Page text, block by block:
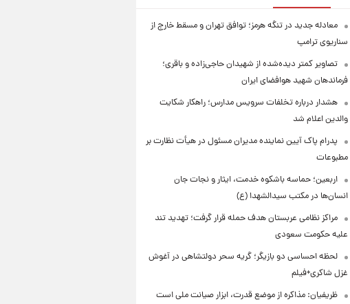
معادله جدید در تنگه هرمز؛ توافق تهران و مسقط خارج از
سناریوی ترامپ
تصاویر کمتر دیده‌شده از شهیدان حاجی‌زاده و باقری؛
فرماندهان شهید هوافضای ایران
هشدار درباره تخلفات سرویس مدارس؛ راهکار شکایت
والدین اعلام شد
پدرام پاک آیین نماینده مدیران مسئول در هیأت نظارت بر
مطبوعات
اربعین؛ حماسه باشکوه خدمت، ایثار و نجات جان
انسان‌ها در مکتب سیدالشهدا (ع)
مراکز نظامی عربستان هدف حمله قرار گرفت؛ تهدید تند
علیه حکومت سعودی
لحظه احساسی دو بازیگر؛ گریه سحر دولتشاهی در آغوش
غزل شاکری+فیلم
ظریفیان: مذاکره از موضع قدرت، ابزار صیانت ملی است